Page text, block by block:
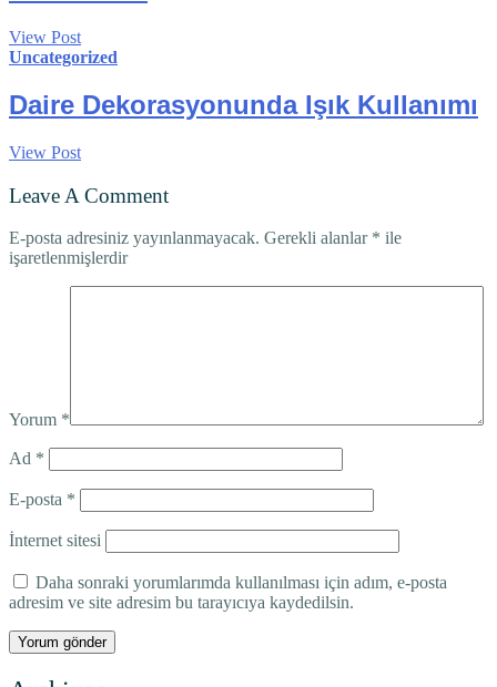
View Post
Uncategorized
Daire Dekorasyonunda Işık Kullanımı
View Post
Leave A Comment
E-posta adresiniz yayınlanmayacak. Gerekli alanlar * ile
işaretlenmişlerdir
Yorum *
Ad *
E-posta *
İnternet sitesi
Daha sonraki yorumlarımda kullanılması için adım, e-posta
adresim ve site adresim bu tarayıcıya kaydedilsin.